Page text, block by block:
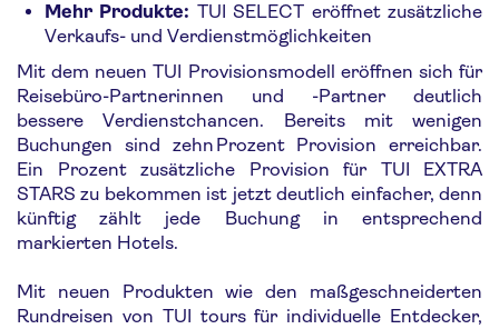
Mehr Produkte: TUI SELECT eröffnet zusätzliche
Verkaufs- und Verdienstmöglichkeiten
Mit dem neuen TUI Provisionsmodell eröffnen sich für
Reisebüro-Partnerinnen und -Partner deutlich
bessere Verdienstchancen. Bereits mit wenigen
Buchungen sind zehn Prozent Provision erreichbar.
Ein Prozent zusätzliche Provision für TUI EXTRA
STARS zu bekommen ist jetzt deutlich einfacher, denn
künftig zählt jede Buchung in entsprechend
markierten Hotels.
Mit neuen Produkten wie den maßgeschneiderten
Rundreisen von TUI tours für individuelle Entdecker,